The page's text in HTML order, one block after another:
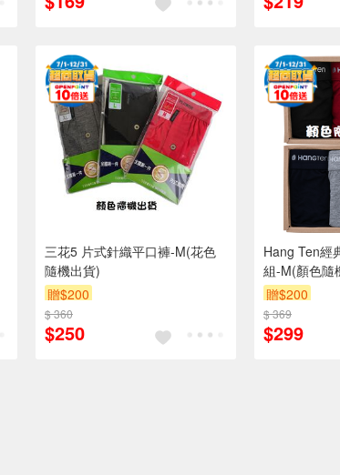
三花5 片式針織平口褲-M(花色
隨機出貨)
贈$200
$ 360
$250
Hang Ten經
組-M(顏色隨
贈$200
$ 369
$299